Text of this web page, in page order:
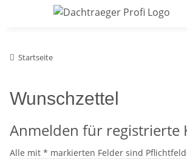
Startseite
Wunschzettel
Anmelden für registrierte
Alle mit * markierten Felder sind